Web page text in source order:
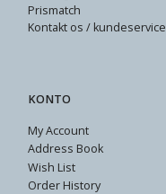
Prismatch
Kontakt os / kundeservice
KONTO
My Account
Address Book
Wish List
Order History